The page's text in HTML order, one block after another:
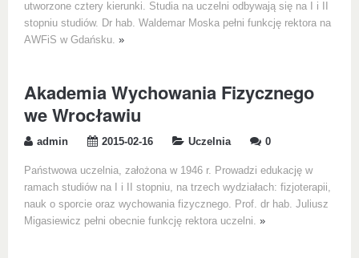
utworzone cztery kierunki. Studia na uczelni odbywają się na I i II
stopniu studiów. Dr hab. Waldemar Moska pełni funkcję rektora na
AWFiS w Gdańsku. »
Akademia Wychowania Fizycznego
we Wrocławiu
admin 2015-02-16 Uczelnia 0
Państwowa uczelnia, założona w 1946 r. Prowadzi edukację w
ramach studiów na I i II stopniu, na trzech wydziałach: fizjoterapii,
nauk o sporcie oraz wychowania fizycznego. Prof. dr hab. Juliusz
Migasiewicz pełni obecnie funkcję rektora uczelni. »